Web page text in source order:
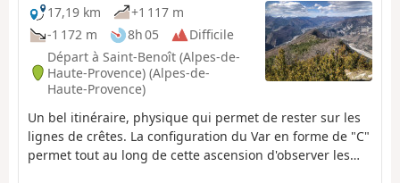
17,19 km
+1 117 m
-1 172 m
8h 05
Difficile
Départ à Saint-Benoît (Alpes-de-
Haute-Provence) (Alpes-de-
Haute-Provence)
Un bel itinéraire, physique qui permet de rester sur les
lignes de crêtes. La configuration du Var en forme de "C"
permet tout au long de cette ascension d'observer les